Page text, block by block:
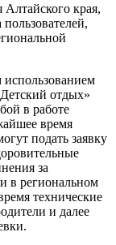
края,
отдых»
в работе
время
подать заявку
за
в региональном
технические
и далее